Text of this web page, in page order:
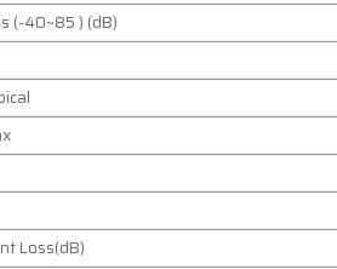
(-40~85 ) (dB)
Loss(dB)